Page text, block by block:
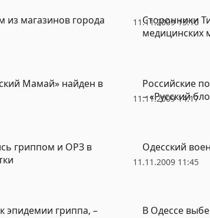
11.11.2009 15:10
из магазинов города
Сторонники
медицинских
11.11.2009 14:17
Мамай» найден в
Российские
– «Русский
11.11.2009 11:45
гриппом и ОРЗ в
Одесский
эпидемии гриппа, –
В Одессе